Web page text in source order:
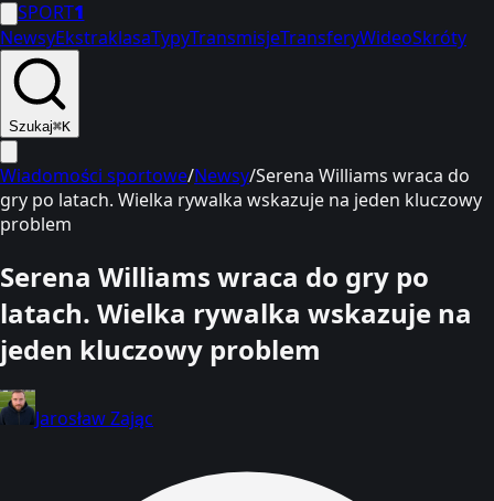
SPORT1
NewsyEkstraklasaTypyTransmisjeTransferyWideoSkróty
Szukaj⌘K
Wiadomości sportowe/Newsy/Serena Williams wraca do
gry po latach. Wielka rywalka wskazuje na jeden kluczowy
problem
Serena Williams wraca do gry po
latach. Wielka rywalka wskazuje na
jeden kluczowy problem
Jarosław Zając